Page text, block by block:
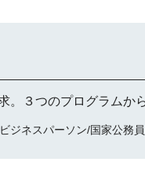
。３つのプログラムか
ジネスパーソン/国家公務